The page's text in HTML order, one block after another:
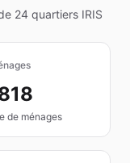
24 quartiers IRIS
de ménages